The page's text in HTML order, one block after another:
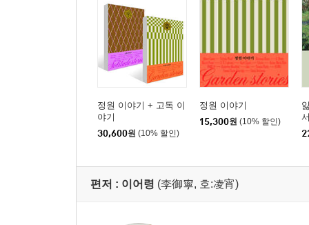
네크라소프_1만 2천 킬로미터를 날아서 299
최인호_우울한 천재들의 도시 324
김화영_짧고 행복한 지중해의 하루 331
앙리 미쇼_아직도 지구는 둥글지 않다 341
이어령_언어로 만든 그림엽서 350
정원 이야기 + 고독 이
야기
30,600원 (10% 할인)
정원 이야기
15,300원 (10% 할인)
편저 : 이어령 (李御寧, 호:凌宵)